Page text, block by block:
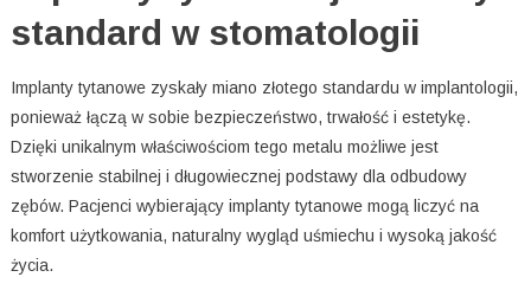
standard w stomatologii
Implanty tytanowe zyskały miano złotego standardu w implantologii,
ponieważ łączą w sobie bezpieczeństwo, trwałość i estetykę.
Dzięki unikalnym właściwościom tego metalu możliwe jest
stworzenie stabilnej i długowiecznej podstawy dla odbudowy
zębów. Pacjenci wybierający implanty tytanowe mogą liczyć na
komfort użytkowania, naturalny wygląd uśmiechu i wysoką jakość
życia.